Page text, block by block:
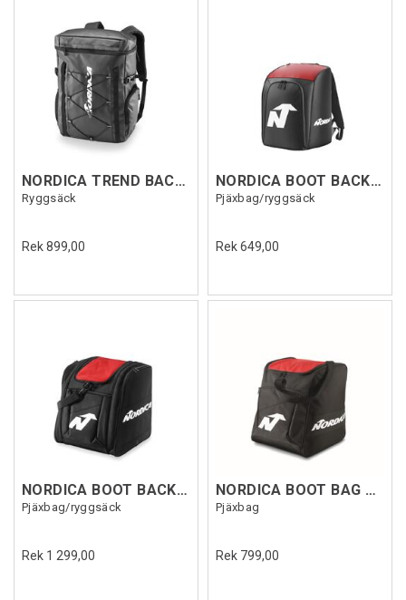
NORDICA TREND BACKBAG Svart/Vit
Ryggsäck
Rek 899,00
NORDICA BOOT BACKPACK LITE Svart/Röd
Pjäxbag/ryggsäck
Rek 649,00
NORDICA BOOT BACKPACK Svart/Röd
Pjäxbag/ryggsäck
Rek 1 299,00
NORDICA BOOT BAG Svart/Röd
Pjäxbag
Rek 799,00